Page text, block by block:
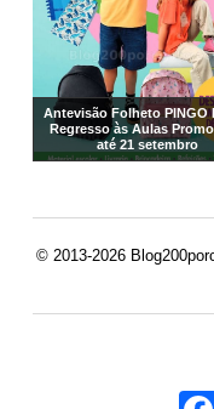
Antevisão Folheto PINGO
Regresso às Aulas
até 21 setembro
© 2013-2026